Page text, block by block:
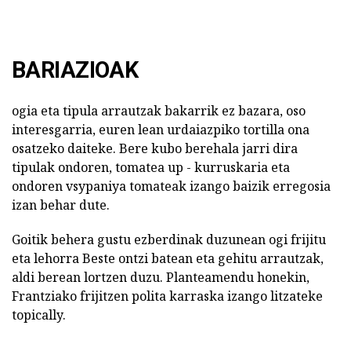
BARIAZIOAK
ogia eta tipula arrautzak bakarrik ez bazara, oso
interesgarria, euren lean urdaiazpiko tortilla ona
osatzeko daiteke. Bere kubo berehala jarri dira
tipulak ondoren, tomatea up - kurruskaria eta
ondoren vsypaniya tomateak izango baizik erregosia
izan behar dute.
Goitik behera gustu ezberdinak duzunean ogi frijitu
eta lehorra Beste ontzi batean eta gehitu arrautzak,
aldi berean lortzen duzu. Planteamendu honekin,
Frantziako frijitzen polita karraska izango litzateke
topically.